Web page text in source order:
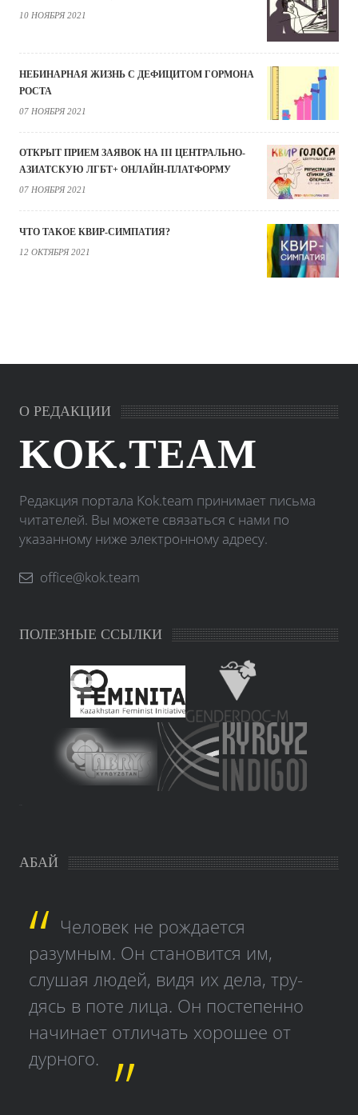
10 НОЯБРЯ 2021
НЕБИНАРНАЯ ЖИЗНЬ С ДЕФИЦИТОМ ГОРМОНА
РОСТА
07 НОЯБРЯ 2021
ОТКРЫТ ПРИЕМ ЗАЯВОК НА III ЦЕНТРАЛЬНО-
АЗИАТСКУЮ ЛГБТ+ ОНЛАЙН-ПЛАТФОРМУ
07 НОЯБРЯ 2021
ЧТО ТАКОЕ КВИР-СИМПАТИЯ?
12 ОКТЯБРЯ 2021
О РЕДАКЦИИ
KOK.TEAM
Редакция портала Kok.team принимает письма
читателей. Вы можете связаться с нами по
указанному ниже электронному адресу.
office@kok.team
ПОЛЕЗНЫЕ ССЫЛКИ
АБАЙ
Человек не рождается
разумным. Он становится им,
слушая людей, видя их дела, тру­
дясь в поте лица. Он постепенно
начинает отличать хорошее от
дурного.